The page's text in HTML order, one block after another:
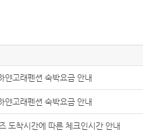
얀고래펜션 숙박요금 안내
얀고래펜션 숙박요금 안내
도착시간에 따른 체크인시간 안내